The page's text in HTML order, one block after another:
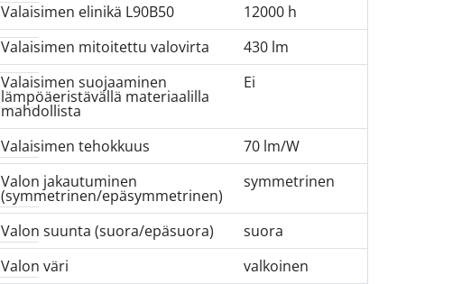
Valaisimen elinikä L90B50
12000 h
Valaisimen mitoitettu valovirta
430 lm
Valaisimen suojaaminen
lämpöäeristävällä materiaalilla
mahdollista
Ei
Valaisimen tehokkuus
70 lm/W
Valon jakautuminen
(symmetrinen/epäsymmetrinen)
symmetrinen
Valon suunta (suora/epäsuora)
suora
Valon väri
valkoinen